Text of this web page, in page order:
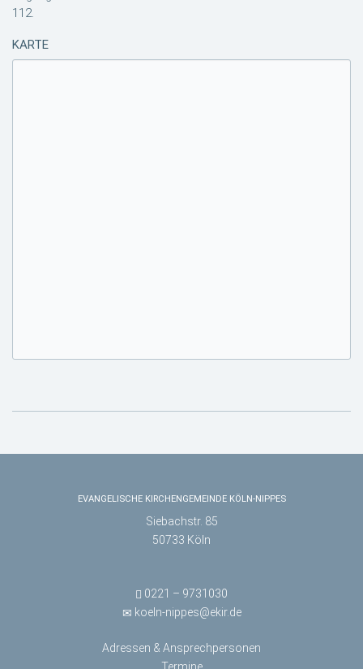
112.
KARTE
EVANGELISCHE KIRCHENGEMEINDE KÖLN-NIPPES
Siebachstr. 85
50733 Köln
0221 – 9731030
koeln-nippes@ekir.de
Adressen & Ansprechpersonen